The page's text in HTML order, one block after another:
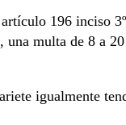
196 inciso
una multa de 8 a
igualmente